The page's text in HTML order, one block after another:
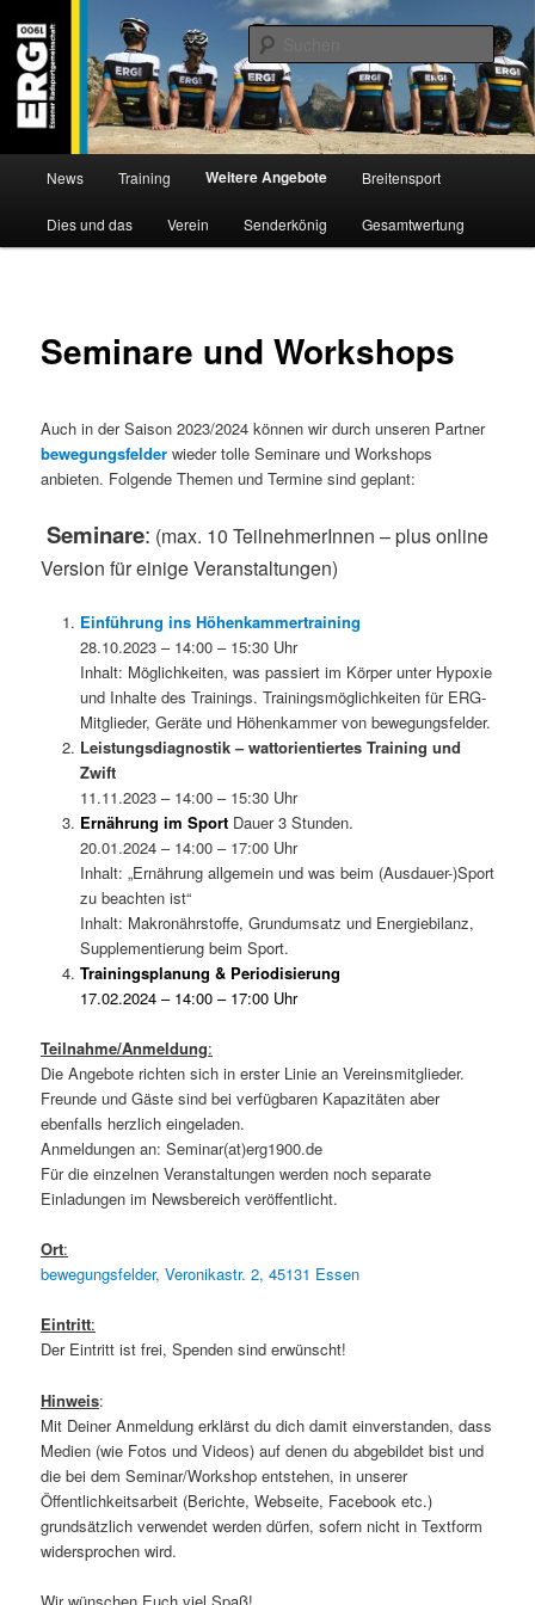
Inhalt
wechseln
ERG 1900 e.V
Willkommen bei der Essener Radsportgemeinschaft
News Training Weitere Angebote Breitensport
Dies und das Verein Senderkönig Gesamtwertung
Seminare und Workshops
Auch in der Saison 2023/2024 können wir durch unseren Partner
bewegungsfelderwieder tolle Seminare und Workshops
anbieten. Folgende Themen und Termine sind geplant:
Seminare: (max. 10 TeilnehmerInnen – plus online
Version für einige Veranstaltungen)
Einführung ins Höhenkammertraining
28.10.2023 – 14:00 – 15:30 Uhr
Inhalt: Möglichkeiten, was passiert im Körper unter Hypoxie
und Inhalte des Trainings. Trainingsmöglichkeiten für ERG-
Mitglieder, Geräte und Höhenkammer von bewegungsfelder.
Leistungsdiagnostik – wattorientiertes Training und
Zwift
11.11.2023 – 14:00 – 15:30 Uhr
Ernährung im SportDauer 3 Stunden.
20.01.2024 – 14:00 – 17:00 Uhr
Inhalt: „Ernährung allgemein und was beim (Ausdauer-)Sport
zu beachten ist“
Inhalt: Makronährstoffe, Grundumsatz und Energiebilanz,
Supplementierung beim Sport.
Trainingsplanung & Periodisierung
17.02.2024 – 14:00 – 17:00 Uhr
Teilnahme/Anmeldung:
Die Angebote richten sich in erster Linie an Vereinsmitglieder.
Freunde und Gäste sind bei verfügbaren Kapazitäten aber
ebenfalls herzlich eingeladen.
Anmeldungen an: Seminar(at)erg1900.de
Für die einzelnen Veranstaltungen werden noch separate
Einladungen im Newsbereich veröffentlicht.
Ort:
bewegungsfelder, Veronikastr. 2, 45131 Essen
Eintritt:
Der Eintritt ist frei, Spenden sind erwünscht!
Hinweis:
Mit Deiner Anmeldung erklärst du dich damit einverstanden, dass
Medien (wie Fotos und Videos) auf denen du abgebildet bist und
die bei dem Seminar/Workshop entstehen, in unserer
Öffentlichkeitsarbeit (Berichte, Webseite, Facebook etc.)
grundsätzlich verwendet werden dürfen, sofern nicht in Textform
widersprochen wird.
Wir wünschen Euch viel Spaß!